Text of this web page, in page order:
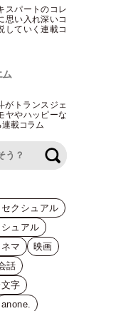
スパートのコレ
思い入れ深いコ
していく連載コ
ム
がトランスジェ
ヤやハッピーな
載コラム
クシュアル
ュアル
マ
映画
話
字
anone.